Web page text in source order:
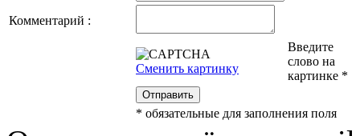
Комментарий :
Сменить картинку
Введите
слово на
картинке *
Отправить
* обязательные для заполнения поля